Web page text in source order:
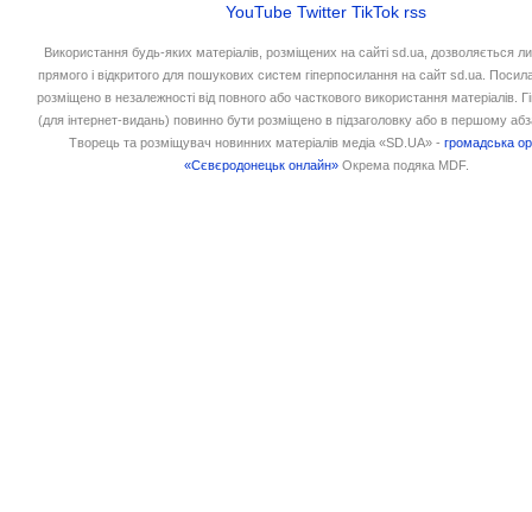
YouTube Twitter TikTok rss
Використання будь-яких матеріалів, розміщених на сайті sd.ua, дозволяється
прямого і відкритого для пошукових систем гіперпосилання на сайт sd.ua.
розміщено в незалежності від повного або часткового використання матеріалів.
(для інтернет-видань) повинно бути розміщено в підзаголовку або в першому
Творець та розміщувач новинних матеріалів медіа «SD.UA» -громадська
«Сєвєродонецьк онлайн» Окрема подяка MDF.